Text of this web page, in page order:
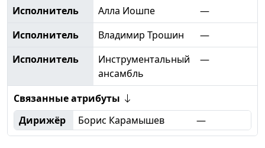
Исполнитель
Алла Иошпе
—
Исполнитель
Владимир Трошин
—
Исполнитель
Инструментальный
ансамбль
—
Связанные атрибуты
Дирижёр
Борис Карамышев —